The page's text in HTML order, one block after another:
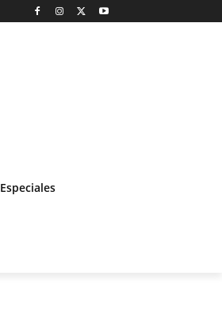
Especiales